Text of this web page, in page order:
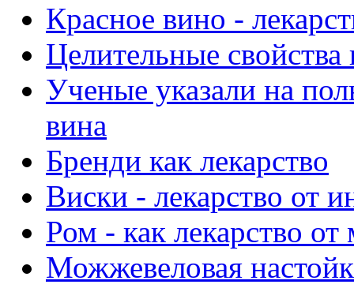
Красное вино -
Целительные свойства
Ученые указали на
вина
Бренди как лекарство
Виски - лекарство от
Ром - как лекарство
Можжевеловая